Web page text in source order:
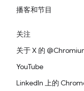
播客和节目
关注
关于 X 的
YouTube
LinkedIn 上的